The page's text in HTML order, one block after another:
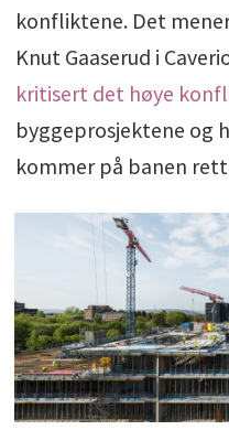
konfliktene. Det
Knut Gaaserud i
kritisert det høye
byggeprosjektene og
kommer på banen